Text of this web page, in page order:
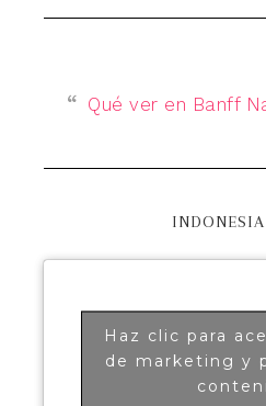
Qué ver en Banff
Haz clic para
de marketing y